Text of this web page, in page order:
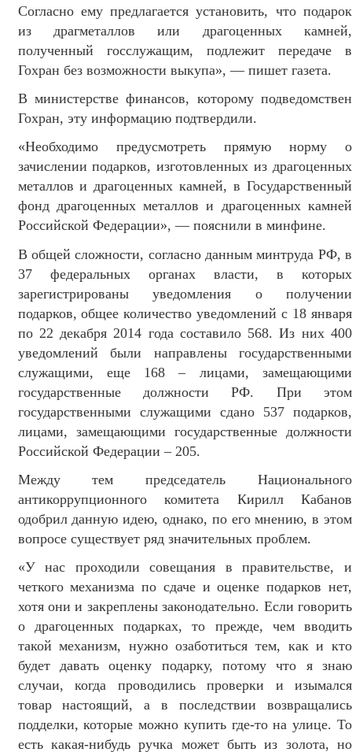
Согласно ему предлагается установить, что подарок
из драгметаллов или драгоценных камней,
полученный госслужащим, подлежит передаче в
Гохран без возможности выкупа», — пишет газета.
В министерстве финансов, которому подведомствен
Гохран, эту информацию подтвердили.
«Необходимо предусмотреть прямую норму о
зачислении подарков, изготовленных из драгоценных
металлов и драгоценных камней, в Государственный
фонд драгоценных металлов и драгоценных камней
Российской Федерации», — пояснили в минфине.
В общей сложности, согласно данным минтруда РФ, в
37 федеральных органах власти, в которых
зарегистрированы уведомления о получении
подарков, общее количество уведомлений с 18 января
по 22 декабря 2014 года составило 568. Из них 400
уведомлений были направлены государственными
служащими, еще 168 – лицами, замещающими
государственные должности РФ. При этом
государственными служащими сдано 537 подарков,
лицами, замещающими государственные должности
Российской Федерации – 205.
Между тем председатель Национального
антикоррупционного комитета Кирилл Кабанов
одобрил данную идею, однако, по его мнению, в этом
вопросе существует ряд значительных проблем.
«У нас проходили совещания в правительстве, и
четкого механизма по сдаче и оценке подарков нет,
хотя они и закреплены законодательно. Если говорить
о драгоценных подарках, то прежде, чем вводить
такой механизм, нужно озаботиться тем, как и кто
будет давать оценку подарку, потому что я знаю
случаи, когда проводились проверки и изымался
товар настоящий, а в последствии возвращались
подделки, которые можно купить где-то на улице. То
есть какая-нибудь ручка может быть из золота, но